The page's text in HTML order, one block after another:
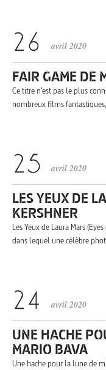
avril 2020
FAIR GAME DE
Ce titre n’est pas le plus
nombreux films
avril 2020
LES YEUX DE
KERSHNER
Les Yeux de Laura Mars
dans lequel une célèbre
avril 2020
UNE HACHE
MARIO BAVA
Une hache pour la lune de